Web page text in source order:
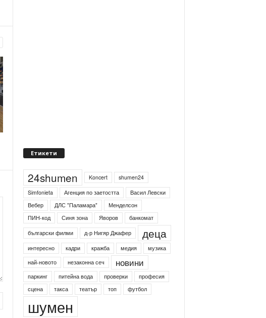
Етикети
24shumen Koncert
shumen24
Simfonieta
Агенция по заетостта
Васил Левски
Вебер
ДЛС "Паламара"
Менделсон
ПИН-код
Синя зона Яворов
банкомат
български филми
д-р Нигяр Джафер деца
интересно кадри кражба медия
музика
най-новото
незаконна сеч новини
паркинг питейна вода проверки
професия
сцена
такса театър топ футбол
шумен